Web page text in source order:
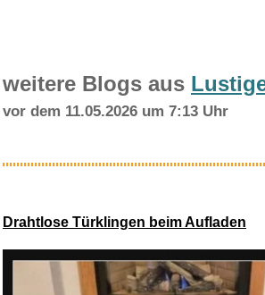
weitere Blogs aus
vor dem 11.05.2026 um 7:13 Uhr
Drahtlose Türklingen beim Aufladen